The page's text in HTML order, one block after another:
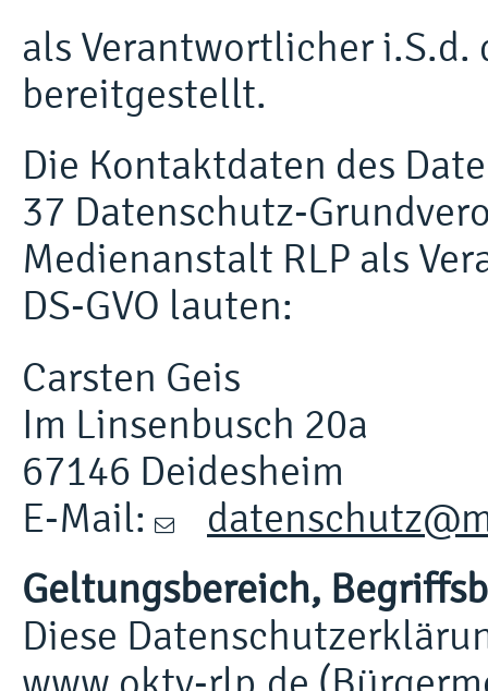
als Verantwortlicher i.S.d.
bereitgestellt.
Die Kontaktdaten des
37 Datenschutz-
Medienanstalt RLP als
DS-GVO lauten:
Carsten Geis
Im Linsenbusch 20a
67146 Deidesheim
E-Mail:
Geltungsbereich,
Diese